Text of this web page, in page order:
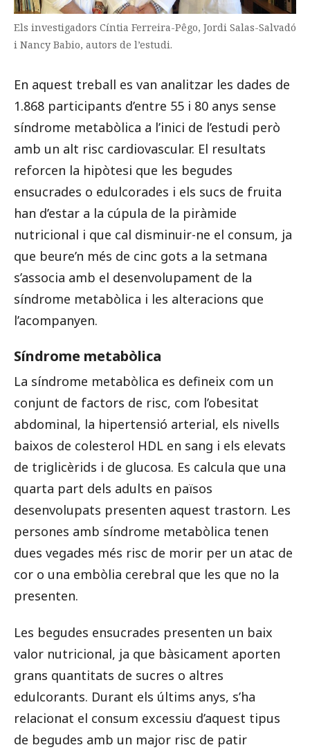
Els investigadors Cíntia Ferreira-Pêgo, Jordi Salas-Salvadó
i Nancy Babio, autors de l’estudi.
En aquest treball es van analitzar les dades de
1.868 participants d’entre 55 i 80 anys sense
síndrome metabòlica a l’inici de l’estudi però
amb un alt risc cardiovascular. El resultats
reforcen la hipòtesi que les begudes
ensucrades o edulcorades i els sucs de fruita
han d’estar a la cúpula de la piràmide
nutricional i que cal disminuir-ne el consum, ja
que beure’n més de cinc gots a la setmana
s’associa amb el desenvolupament de la
síndrome metabòlica i les alteracions que
l’acompanyen.
Síndrome metabòlica
La síndrome metabòlica es defineix com un
conjunt de factors de risc, com l’obesitat
abdominal, la hipertensió arterial, els nivells
baixos de colesterol HDL en sang i els elevats
de triglicèrids i de glucosa. Es calcula que una
quarta part dels adults en països
desenvolupats presenten aquest trastorn. Les
persones amb síndrome metabòlica tenen
dues vegades més risc de morir per un atac de
cor o una embòlia cerebral que les que no la
presenten.
Les begudes ensucrades presenten un baix
valor nutricional, ja que bàsicament aporten
grans quantitats de sucres o altres
edulcorants. Durant els últims anys, s’ha
relacionat el consum excessiu d’aquest tipus
de begudes amb un major risc de patir